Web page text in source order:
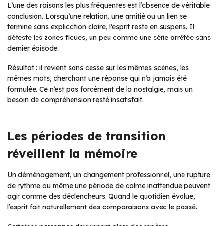
L’une des raisons les plus fréquentes est l’absence de véritable
conclusion. Lorsqu’une relation, une amitié ou un lien se
termine sans explication claire, l’esprit reste en suspens. Il
déteste les zones floues, un peu comme une série arrêtée sans
dernier épisode.
Résultat : il revient sans cesse sur les mêmes scènes, les
mêmes mots, cherchant une réponse qui n’a jamais été
formulée. Ce n’est pas forcément de la nostalgie, mais un
besoin de compréhension resté insatisfait.
Les périodes de transition
réveillent la mémoire
Un déménagement, un changement professionnel, une rupture
de rythme ou même une période de calme inattendue peuvent
agir comme des déclencheurs. Quand le quotidien évolue,
l’esprit fait naturellement des comparaisons avec le passé.